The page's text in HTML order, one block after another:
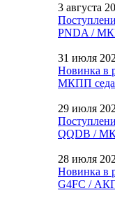
3 августа
PNDA /
31 июля
Новинка в
МКПП
29 июля
QQDB /
28 июля
Новинка в
G4FC /